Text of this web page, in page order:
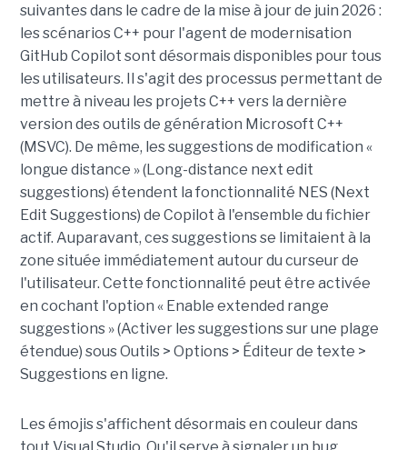
suivantes dans le cadre de la mise à jour de juin 2026 :
les scénarios C++ pour l'agent de modernisation
GitHub Copilot sont désormais disponibles pour tous
les utilisateurs. Il s'agit des processus permettant de
mettre à niveau les projets C++ vers la dernière
version des outils de génération Microsoft C++
(MSVC). De même, les suggestions de modification «
longue distance » (Long-distance next edit
suggestions) étendent la fonctionnalité NES (Next
Edit Suggestions) de Copilot à l'ensemble du fichier
actif. Auparavant, ces suggestions se limitaient à la
zone située immédiatement autour du curseur de
l'utilisateur. Cette fonctionnalité peut être activée
en cochant l'option « Enable extended range
suggestions » (Activer les suggestions sur une plage
étendue) sous Outils > Options > Éditeur de texte >
Suggestions en ligne.
Les émojis s'affichent désormais en couleur dans